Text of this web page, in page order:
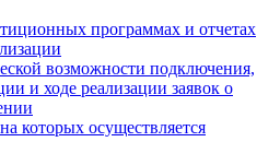
программах и отчетах
возможности подключения,
и ходе реализации заявок о
которых осуществляется